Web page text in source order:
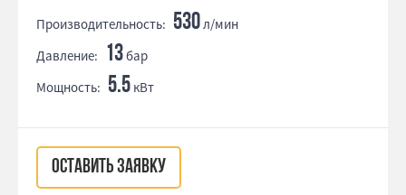
Производительность: 530л/мин
Давление: 13бар
Мощность: 5.5 кВт
ОСТАВИТЬ ЗАЯВКУ